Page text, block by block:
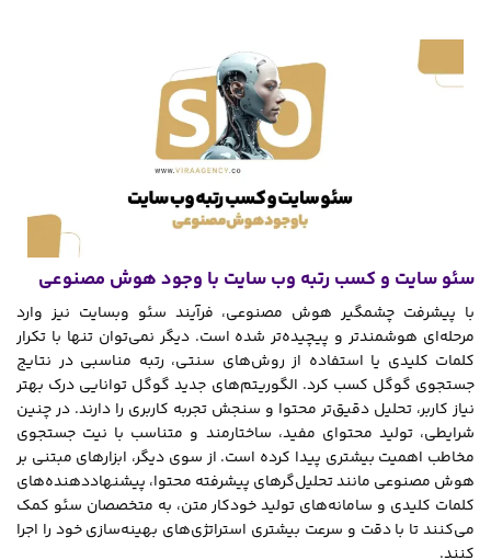
سئو سایت و کسب رتبه وب سایت با وجود هوش مصنوعی
با پیشرفت چشمگیر هوش مصنوعی، فرآیند سئو وبسایت نیز وارد
مرحله‌ای هوشمندتر و پیچیده‌تر شده است. دیگر نمی‌توان تنها با تکرار
کلمات کلیدی یا استفاده از روش‌های سنتی، رتبه مناسبی در نتایج
جستجوی گوگل کسب کرد. الگوریتم‌های جدید گوگل توانایی درک بهتر
نیاز کاربر، تحلیل دقیق‌تر محتوا و سنجش تجربه کاربری را دارند. در چنین
شرایطی، تولید محتوای مفید، ساختارمند و متناسب با نیت جستجوی
مخاطب اهمیت بیشتری پیدا کرده است. از سوی دیگر، ابزارهای مبتنی بر
هوش مصنوعی مانند تحلیل‌گرهای پیشرفته محتوا، پیشنهاددهنده‌های
کلمات کلیدی و سامانه‌های تولید خودکار متن، به متخصصان سئو کمک
می‌کنند تا با دقت و سرعت بیشتری استراتژی‌های بهینه‌سازی خود را اجرا
کنند.